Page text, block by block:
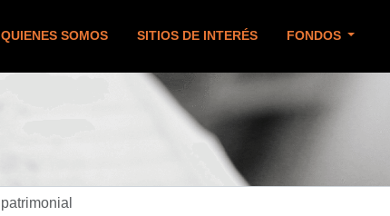
QUIENES SOMOS SITIOS DE INTERÉS FONDOS